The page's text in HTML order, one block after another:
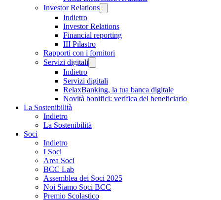
Investor Relations
Indietro
Investor Relations
Financial reporting
III Pilastro
Rapporti con i fornitori
Servizi digitali
Indietro
Servizi digitali
RelaxBanking, la tua banca digitale
Novità bonifici: verifica del beneficiario
La Sostenibilità
Indietro
La Sostenibilità
Soci
Indietro
I Soci
Area Soci
BCC Lab
Assemblea dei Soci 2025
Noi Siamo Soci BCC
Premio Scolastico